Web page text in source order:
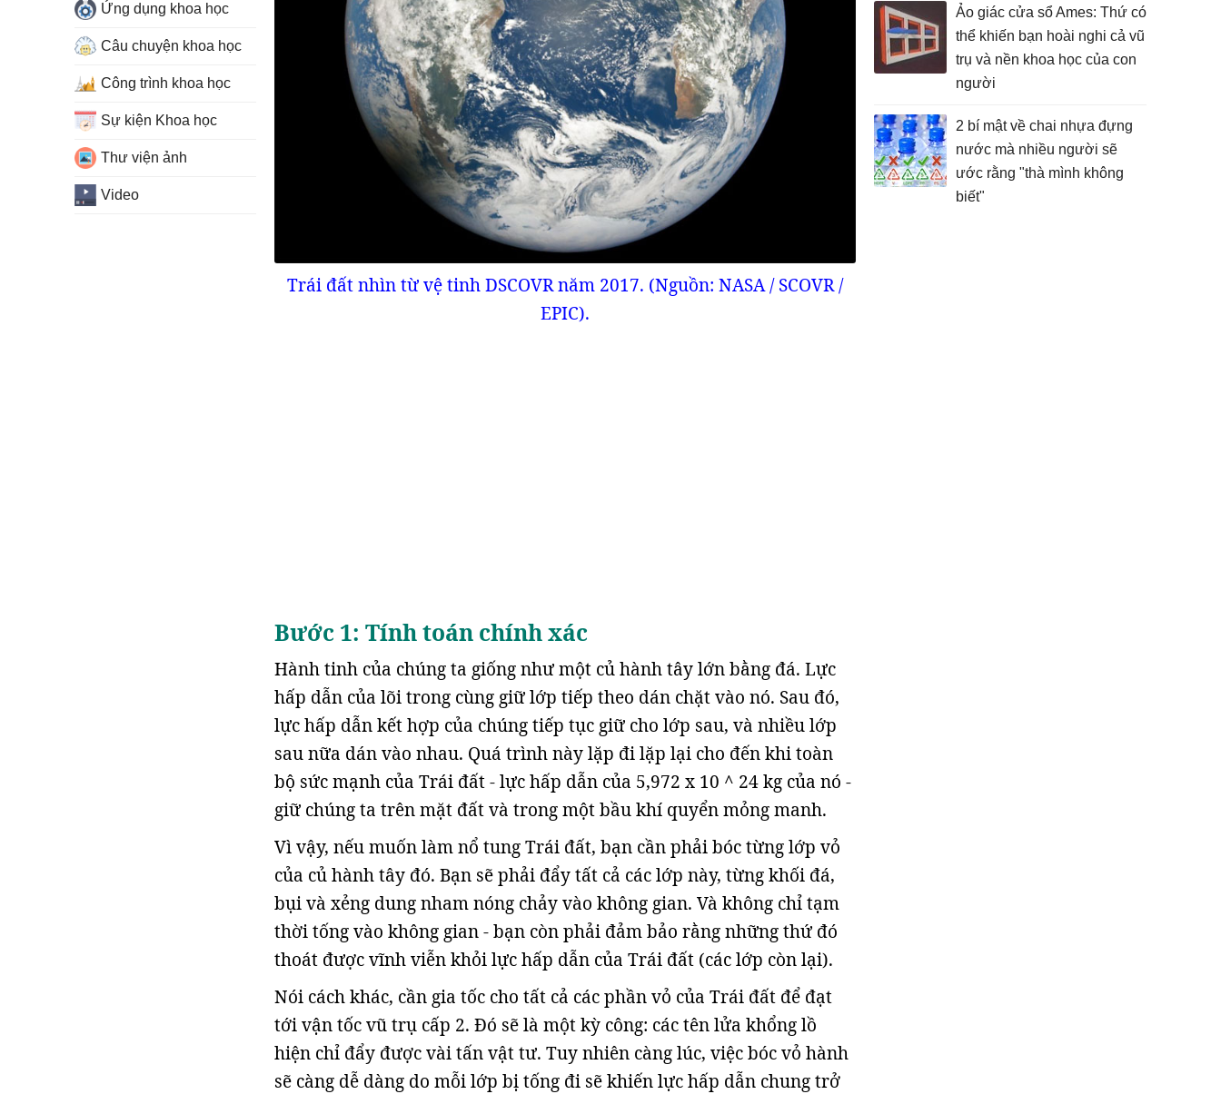
Trái đất nhìn từ vệ tinh DSCOVR năm 2017. (Nguồn: NASA / SCOVR /
EPIC).
Bước 1: Tính toán chính xác
Hành tinh của chúng ta giống như một củ hành tây lớn bằng đá. Lực
hấp dẫn của lõi trong cùng giữ lớp tiếp theo dán chặt vào nó. Sau đó,
lực hấp dẫn kết hợp của chúng tiếp tục giữ cho lớp sau, và nhiều lớp
sau nữa dán vào nhau. Quá trình này lặp đi lặp lại cho đến khi toàn
bộ sức mạnh của Trái đất - lực hấp dẫn của 5,972 x 10 ^ 24 kg của nó -
giữ chúng ta trên mặt đất và trong một bầu khí quyển mỏng manh.
Vì vậy, nếu muốn làm nổ tung Trái đất, bạn cần phải bóc từng lớp vỏ
của củ hành tây đó. Bạn sẽ phải đẩy tất cả các lớp này, từng khối đá,
bụi và xẻng dung nham nóng chảy vào không gian. Và không chỉ tạm
thời tống vào không gian - bạn còn phải đảm bảo rằng những thứ đó
thoát được vĩnh viễn khỏi lực hấp dẫn của Trái đất (các lớp còn lại).
Nói cách khác, cần gia tốc cho tất cả các phần vỏ của Trái đất để đạt
tới vận tốc vũ trụ cấp 2. Đó sẽ là một kỳ công: các tên lửa khổng lồ
hiện chỉ đẩy được vài tấn vật tư. Tuy nhiên càng lúc, việc bóc vỏ hành
sẽ càng dễ dàng do mỗi lớp bị tống đi sẽ khiến lực hấp dẫn chung trở
Ảo giác cửa sổ Ames: Thứ có
thể khiến bạn hoài nghi cả vũ
trụ và nền khoa học của con
người
2 bí mật về chai nhựa đựng
nước mà nhiều người sẽ
ước rằng "thà mình không
biết"
Ứng dụng khoa học
Câu chuyện khoa học
Công trình khoa học
Sự kiện Khoa học
Thư viện ảnh
Video